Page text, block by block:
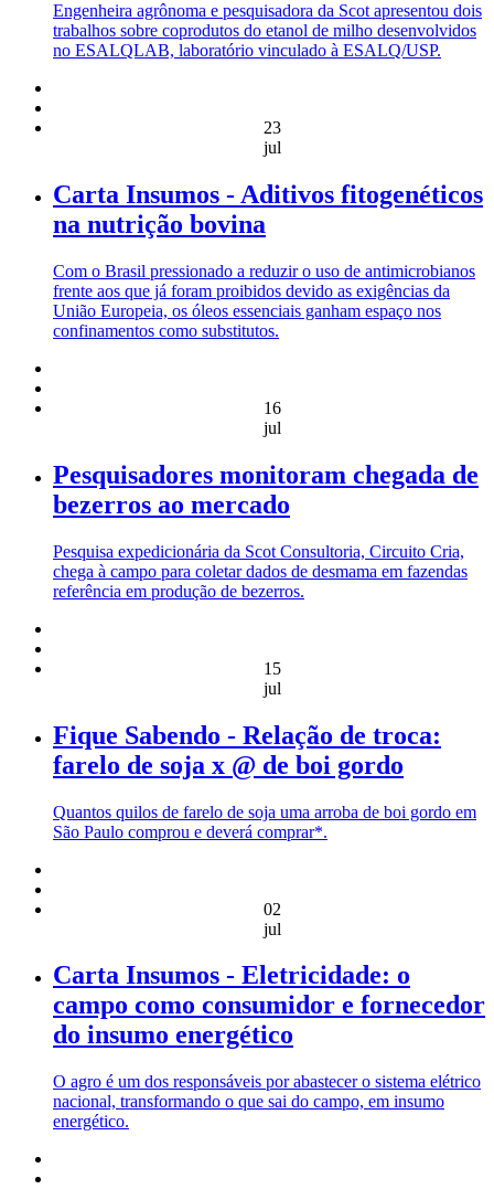
Engenheira agrônoma e pesquisadora da Scot apresentou dois
trabalhos sobre coprodutos do etanol de milho desenvolvidos
no ESALQLAB, laboratório vinculado à ESALQ/USP.
23
jul
Carta Insumos - Aditivos fitogenéticos
na nutrição bovina
Com o Brasil pressionado a reduzir o uso de antimicrobianos
frente aos que já foram proibidos devido as exigências da
União Europeia, os óleos essenciais ganham espaço nos
confinamentos como substitutos.
16
jul
Pesquisadores monitoram chegada de
bezerros ao mercado
Pesquisa expedicionária da Scot Consultoria, Circuito Cria,
chega à campo para coletar dados de desmama em fazendas
referência em produção de bezerros.
15
jul
Fique Sabendo - Relação de troca:
farelo de soja x @ de boi gordo
Quantos quilos de farelo de soja uma arroba de boi gordo em
São Paulo comprou e deverá comprar*.
02
jul
Carta Insumos - Eletricidade: o
campo como consumidor e fornecedor
do insumo energético
O agro é um dos responsáveis por abastecer o sistema elétrico
nacional, transformando o que sai do campo, em insumo
energético.